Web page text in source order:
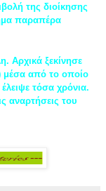
της διοίκησης
παραπέρα
Αρχικά ξεκίνησε
μέσα από το οποίο
τόσα χρόνια.
αναρτήσεις του